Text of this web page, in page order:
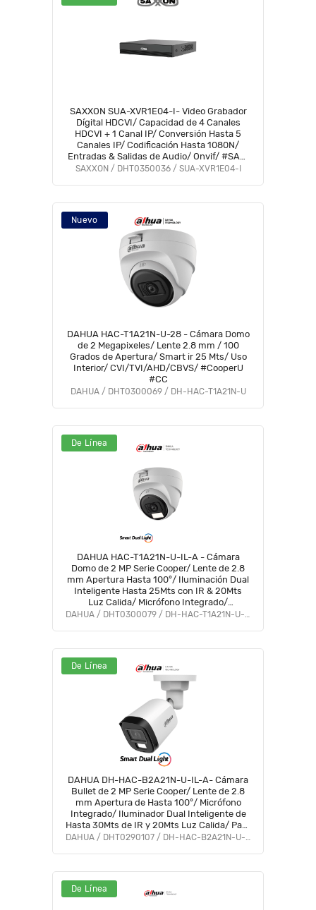
SAXXON SUA-XVR1E04-I- Video Grabador
Dígital HDCVI/ Capacidad de 4 Canales
HDCVI + 1 Canal IP/ Conversión Hasta 5
Canales IP/ Codificación Hasta 1080N/
Entradas & Salidas de Audio/ Onvif/ #SAXI
#SAGR #GSA #VolSX #SAXO
SAXXON / DHT0350036 / SUA-XVR1E04-I
Nuevo
DAHUA HAC-T1A21N-U-28 - Cámara Domo
de 2 Megapixeles/ Lente 2.8 mm / 100
Grados de Apertura/ Smart ir 25 Mts/ Uso
Interior/ CVI/TVI/AHD/CBVS/ #CooperU
#CC
DAHUA / DHT0300069 / DH-HAC-T1A21N-U
De Línea
DAHUA HAC-T1A21N-U-IL-A - Cámara
Domo de 2 MP Serie Cooper/ Lente de 2.8
mm Apertura Hasta 100°/ Iluminación Dual
Inteligente Hasta 25Mts con IR & 20Mts
Luz Calida/ Micrófono Integrado/
Policarbonato/ #LoNuevo #OD #CD
DAHUA / DHT0300079 / DH-HAC-T1A21N-U-IL-A
De Línea
DAHUA DH-HAC-B2A21N-U-IL-A- Cámara
Bullet de 2 MP Serie Cooper/ Lente de 2.8
mm Apertura de Hasta 100°/ Micrófono
Integrado/ Iluminador Dual Inteligente de
Hasta 30Mts de IR y 20Mts Luz Calida/ Para
Exterior IP67/ Metálica/ #LoNuevo #OD DAHUA / DHT0290107 / DH-HAC-B2A21N-U-IL-A
De Línea